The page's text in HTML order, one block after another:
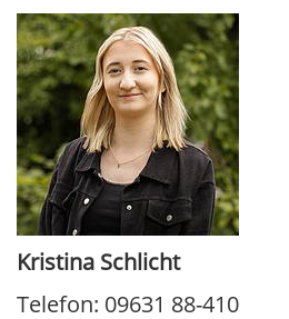
Kristina Schlicht
Telefon: 09631 88-410